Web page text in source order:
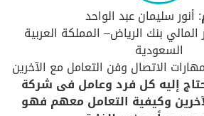
: أنور سليمان عبد الواحد
المالي بنك الرياض– المملكة العربية
السعودية
الاتصال وفن التعامل مع الآخرين
إليه كل فرد وعامل فى شركة
وكيفية التعامل معهم فهو